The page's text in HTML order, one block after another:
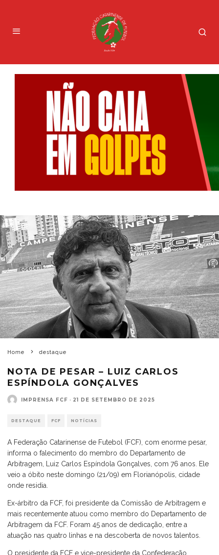
Home destaque
NOTA DE PESAR – LUIZ CARLOS
ESPÍNDOLA GONÇALVES
IMPRENSA FCF · 21 DE SETEMBRO DE 2025
DESTAQUE FCF NOTÍCIAS
A Federação Catarinense de Futebol (FCF), com enorme pesar,
informa o falecimento do membro do Departamento de
Arbitragem, Luiz Carlos Espíndola Gonçalves, com 76 anos. Ele
veio a óbito neste domingo (21/09) em Florianópolis, cidade
onde residia.
Ex-árbitro da FCF, foi presidente da Comissão de Arbitragem e
mais recentemente atuou como membro do Departamento de
Arbitragem da FCF. Foram 45 anos de dedicação, entre a
atuação nas quatro linhas e na descoberta de novos talentos.
O presidente da FCF e vice-presidente da Confederação